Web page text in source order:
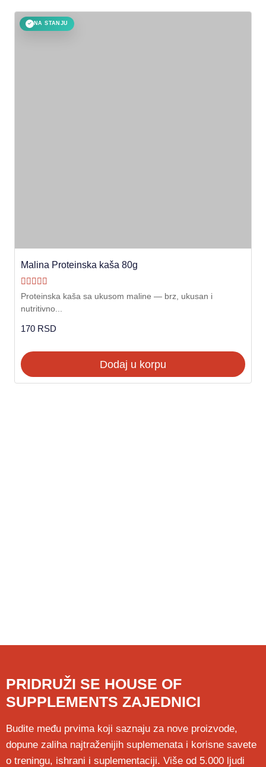
✓ NA STANJU
Malina Proteinska kaša 80g
Ocenjeno sa
od 5
Proteinska kaša sa ukusom maline — brz, ukusan i
nutritivno...
170 RSD
Dodaj u korpu
PRIDRUŽI SE HOUSE OF
SUPPLEMENTS ZAJEDNICI
Budite među prvima koji saznaju za nove proizvode,
dopune zaliha najtraženijih suplemenata i korisne savete
o treningu, ishrani i suplementaciji. Više od 5.000 ljudi